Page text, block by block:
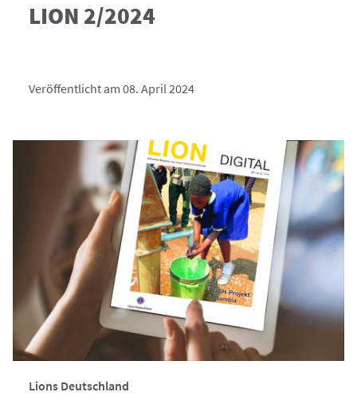
LION 2/2024
Veröffentlicht am 08. April 2024
Lions Deutschland